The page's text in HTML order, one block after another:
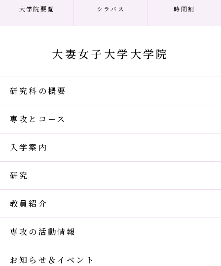
大学院要覧 シラバス 時間割
大妻女子大学大学院
研究科の概要
専攻とコース
入学案内
研究
教員紹介
専攻の活動情報
お知らせ＆イベント